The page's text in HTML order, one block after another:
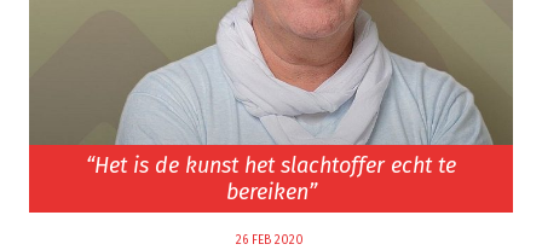
“Het is de kunst het slachtoffer echt te
bereiken”
26 FEB 2020